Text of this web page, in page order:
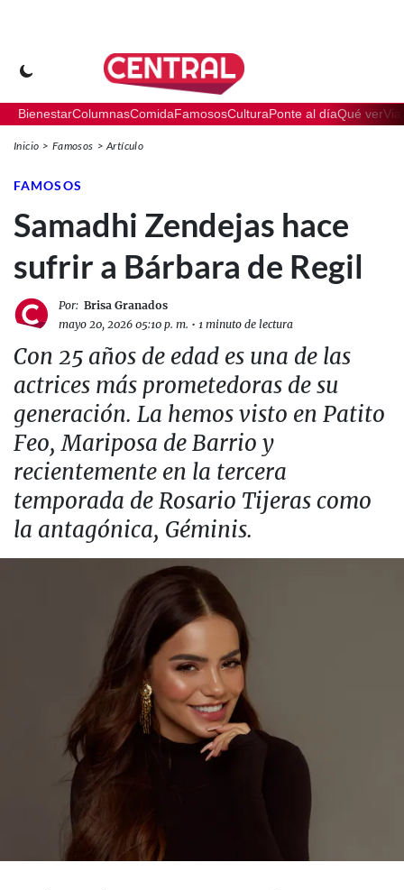
BienestarColumnasComidaFamososCulturaPonte al díaQué ver
Inicio Famosos Artículo
FAMOSOS
Samadhi Zendejas hace
sufrir a Bárbara de Regil
Por: Brisa Granados
mayo 20, 2026 05:10 p. m. • 1 minuto de lectura
Con 25 años de edad es una de las
actrices más prometedoras de su
generación. La hemos visto en Patito
Feo, Mariposa de Barrio y
recientemente en la tercera
temporada de Rosario Tijeras como
la antagónica, Géminis.